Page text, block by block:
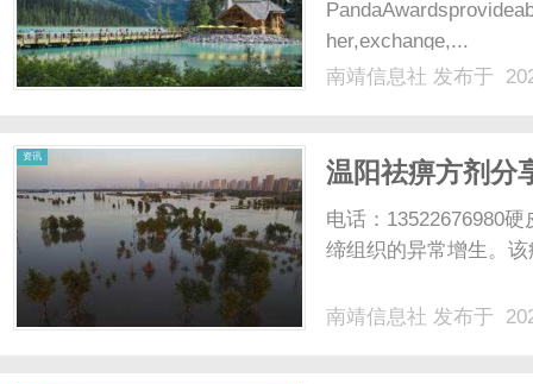
her,exchange,...
南靖信息社 发布于
资讯
温阳祛痹方剂分
电话：13522676980
缔组织的异常增生。
南靖信息社 发布于